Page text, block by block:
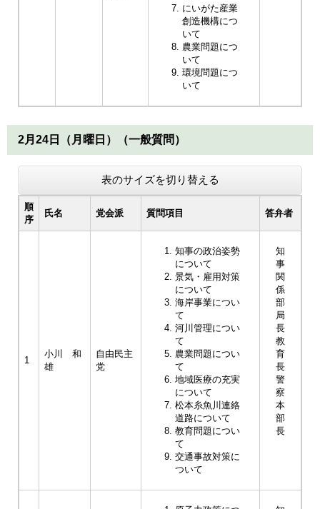
にいがた産業
創造機構につ
いて
農業問題につ
いて
環境問題につ
いて
2月24日（月曜日）（一般質問）
表のサイズを切り替える
順
序
氏名 党会派 質問項目 答弁者
1
小川 和
雄
自由民主
党
知事の政治姿勢
について
景気・雇用対策
について
海岸事業につい
て
河川管理につい
て
農業問題につい
て
地域医療の充実
について
松本糸魚川連絡
道路について
教育問題につい
て
交通事故対策に
ついて
知
事
関
係
部
局
長
教
育
長
警
察
本
部
長